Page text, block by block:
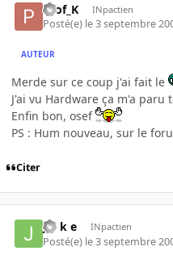
Prof_K INpactien
Posté(e) le 3 septembre
AUTEUR
Merde sur ce coup j'ai fait le
J'ai vu Hardware ça m'a
Enfin bon, osef
PS : Hum nouveau, sur le
Citer
j o k e INpactien
Posté(e) le 3 septembre